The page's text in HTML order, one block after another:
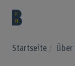
Startseite Über